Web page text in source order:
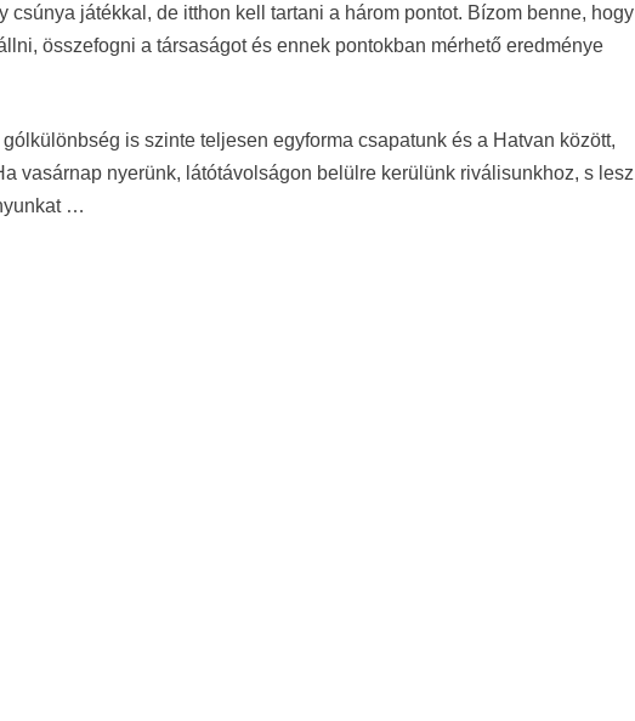
csúnya játékkal, de itthon kell tartani a három pontot. Bízom benne, hogy
összefogni a társaságot és ennek pontokban mérhető eredménye
is szinte teljesen egyforma csapatunk és a Hatvan között,
vasárnap nyerünk, látótávolságon belülre kerülünk riválisunkhoz, s lesz
…